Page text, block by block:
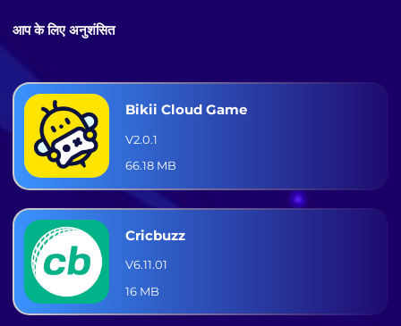
आप के लिए अनुशंसित
Bikii Cloud Game
V2.0.1
66.18 MB
Cricbuzz
V6.11.01
16 MB